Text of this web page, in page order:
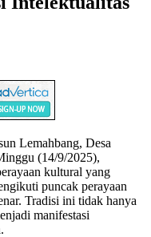
Lemahbang, Desa
(14/9/2025),
kultural yang
puncak perayaan
Tradisi ini tidak hanya
manifestasi